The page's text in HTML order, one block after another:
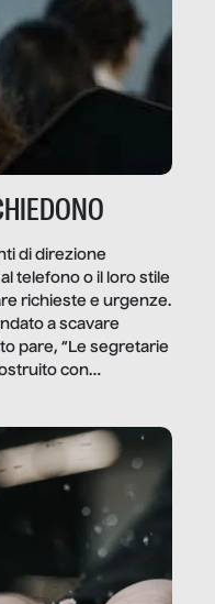
di direzione
telefono o il loro stile
richieste e urgenze.
a scavare
pare, “Le segretarie
con